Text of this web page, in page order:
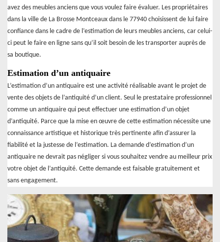
avez des meubles anciens que vous voulez faire évaluer. Les propriétaires
dans la ville de La Brosse Montceaux dans le 77940 choisissent de lui faire
confiance dans le cadre de l’estimation de leurs meubles anciens, car celui-
ci peut le faire en ligne sans qu’il soit besoin de les transporter auprès de
sa boutique.
Estimation d’un antiquaire
L’estimation d’un antiquaire est une activité réalisable avant le projet de
vente des objets de l’antiquité d’un client. Seul le prestataire professionnel
comme un antiquaire qui peut effectuer une estimation d’un objet
d’antiquité. Parce que la mise en œuvre de cette estimation nécessite une
connaissance artistique et historique très pertinente afin d’assurer la
fiabilité et la justesse de l’estimation. La demande d’estimation d’un
antiquaire ne devrait pas négliger si vous souhaitez vendre au meilleur prix
votre objet de l’antiquité. Cette demande est faisable gratuitement et
sans engagement.